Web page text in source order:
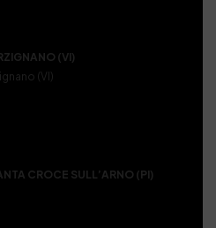
(VI)
(VI)
CROCE SULL’ARNO (PI)